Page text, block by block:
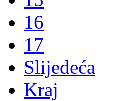
16
17
Slijedeća
Kraj